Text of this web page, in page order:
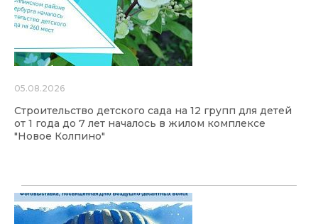
05.08.2026
Строительство детского сада на 12 групп для детей
от 1 года до 7 лет началось в жилом комплексе
"Новое Колпино"